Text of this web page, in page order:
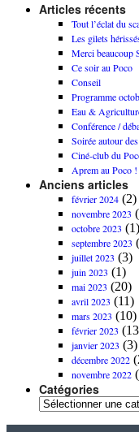
Articles récents
Tout l’éclat du
Les gilets
Merci beaucoup
Ce soir au Poco
Conseil
Programme
Eau &
Conférence /
Soirée autour
Ciné-club du
Aprem au Poco !
Anciens articles
février 2024 (2)
novembre 2023
octobre 2023 (1)
septembre 2023
juillet 2023 (3)
juin 2023 (1)
mai 2023 (20)
avril 2023 (11)
mars 2023 (10)
février 2023
janvier 2023 (3)
décembre 2022
novembre 2022
Catégories